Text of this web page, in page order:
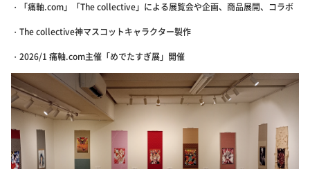
・「痛軸.com」「The collective」による展覧会や企画、商品展開、コラボ
・The collective神マスコットキャラクター製作
・2026/1 痛軸.com主催「めでたすぎ展」開催